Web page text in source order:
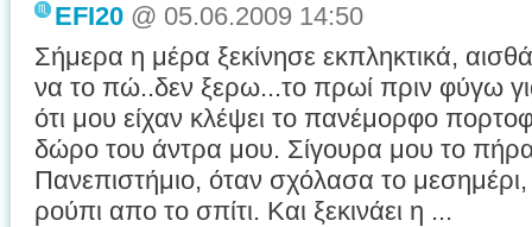
EFI20 @ 05.06.2009 14:50
Σήμερα η μέρα ξεκίνησε εκπληκτικά,
να το πώ..δεν ξερω...το πρωί πριν φύγω
ότι μου είχαν κλέψει το πανέμορφο
δώρο του άντρα μου. Σίγουρα μου το
Πανεπιστήμιο, όταν σχόλασα το
ρούπι απο το σπίτι. Και ξεκινάει η ...